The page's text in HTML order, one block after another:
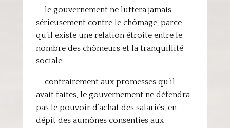
— le gouvernement ne luttera jamais
sérieusement contre le chômage, parce
qu’il existe une relation étroite entre le
nombre des chômeurs et la tranquillité
sociale.
— contrairement aux promesses qu’il
avait faites, le gouvernement ne défendra
pas le pouvoir d’achat des salariés, en
dépit des aumônes consenties aux